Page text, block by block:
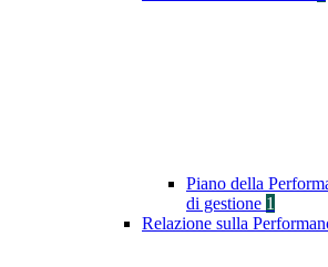
Piano della
di gestione 1
Relazione sulla